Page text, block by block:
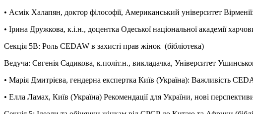
• Асмік Халапян, доктор філософії, Американський університет
• Ірина Дружкова, к.і.н., доцентка Одеської національної академії
Секція 5B: Роль CEDAW в захисті прав жінок (бібліотека)
Ведуча: Євгенія Садикова, к.політ.н., викладачка, Університет
• Марія Дмитрієва, гендерна експертка Київ (Україна): Важливість
• Елла Ламах, Київ (Україна) Рекомендації для України, нові